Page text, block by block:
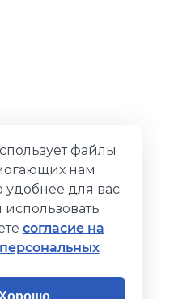
файлы
нам
удобнее для вас.
согласие на